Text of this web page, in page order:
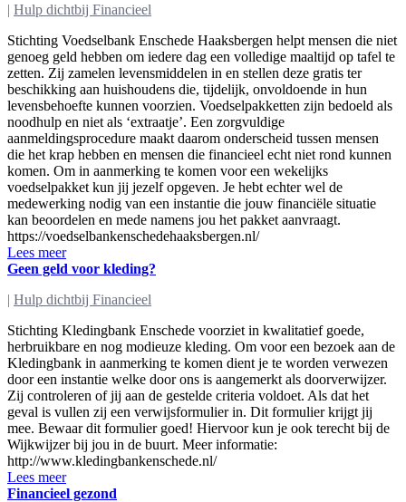
| Hulp dichtbij Financieel
Stichting Voedselbank Enschede Haaksbergen helpt mensen die niet
genoeg geld hebben om iedere dag een volledige maaltijd op tafel te
zetten. Zij zamelen levensmiddelen in en stellen deze gratis ter
beschikking aan huishoudens die, tijdelijk, onvoldoende in hun
levensbehoefte kunnen voorzien. Voedselpakketten zijn bedoeld als
noodhulp en niet als ‘extraatje’. Een zorgvuldige
aanmeldingsprocedure maakt daarom onderscheid tussen mensen
die het krap hebben en mensen die financieel echt niet rond kunnen
komen. Om in aanmerking te komen voor een wekelijks
voedselpakket kun jij jezelf opgeven. Je hebt echter wel de
medewerking nodig van een instantie die jouw financiële situatie
kan beoordelen en mede namens jou het pakket aanvraagt.
https://voedselbankenschedehaaksbergen.nl/
Lees meer
Geen geld voor kleding?
| Hulp dichtbij Financieel
Stichting Kledingbank Enschede voorziet in kwalitatief goede,
herbruikbare en nog modieuze kleding. Om voor een bezoek aan de
Kledingbank in aanmerking te komen dient je te worden verwezen
door een instantie welke door ons is aangemerkt als doorverwijzer.
Zij controleren of jij aan de gestelde criteria voldoet. Als dat het
geval is vullen zij een verwijsformulier in. Dit formulier krijgt jij
mee. Bewaar dit formulier goed! Hiervoor kun je ook terecht bij de
Wijkwijzer bij jou in de buurt. Meer informatie:
http://www.kledingbankenschede.nl/
Lees meer
Financieel gezond